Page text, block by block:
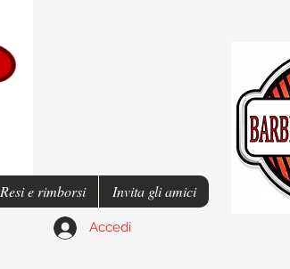
Resi e rimborsi Invita gli amici
Accedi